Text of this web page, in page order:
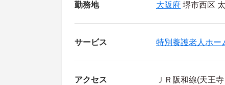
勤務地 大阪府 堺市西区
サービス 特別養護老人ホー
アクセス
ＪＲ阪和線(天王